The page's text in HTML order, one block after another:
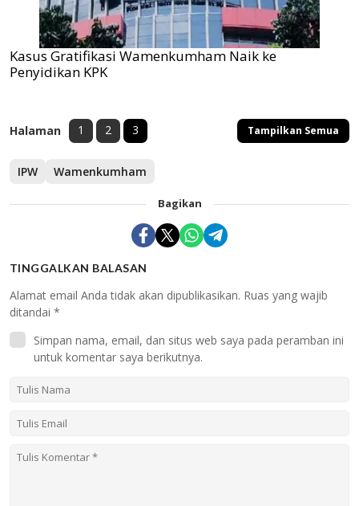
Kasus Gratifikasi Wamenkumham Naik ke
Penyidikan KPK
Halaman 1 2 3 Tampilkan Semua
IPW Wamenkumham
Bagikan
TINGGALKAN BALASAN
Alamat email Anda tidak akan dipublikasikan. Ruas yang wajib
ditandai *
Simpan nama, email, dan situs web saya pada peramban ini
untuk komentar saya berikutnya.